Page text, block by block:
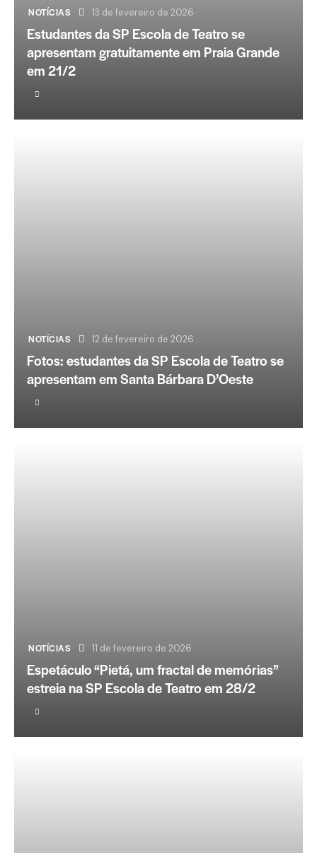
NOTÍCIAS 13 de fevereiro de 2026
Estudantes da SP Escola de Teatro se
apresentam gratuitamente em Praia Grande
em 21/2
NOTÍCIAS 12 de fevereiro de 2026
Fotos: estudantes da SP Escola de Teatro se
apresentam em Santa Bárbara D’Oeste
NOTÍCIAS 11 de fevereiro de 2026
Espetáculo “Pietá, um fractal de memórias”
estreia na SP Escola de Teatro em 28/2